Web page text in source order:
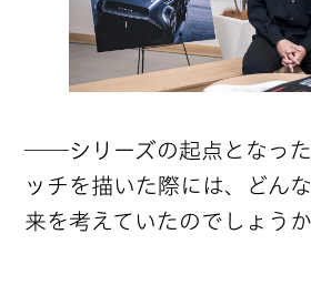
──シリーズの起点となっ
ッチを描いた際には、どん
来を考えていたのでしょうか